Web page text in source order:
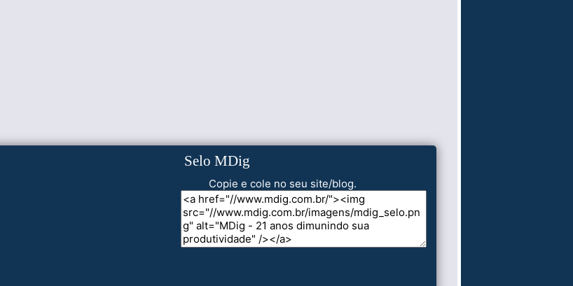
Selo MDig
Copie e cole no seu site/blog.